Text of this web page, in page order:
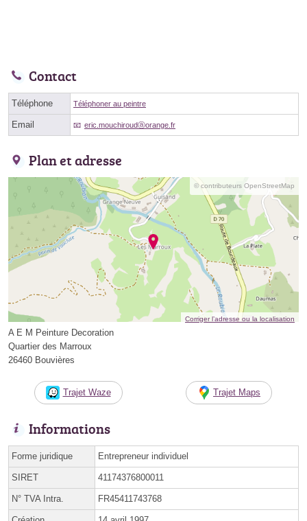
Contact
Téléphone Téléphoner au peintre
Email eric.mouchiroudⓐorange.fr
Plan et adresse
© contributeurs OpenStreetMap
Corriger l’adresse ou la localisation
A E M Peinture Decoration
Quartier des Marroux
26460 Bouvières
Trajet Waze Trajet Maps
Informations
Forme juridique Entrepreneur individuel
SIRET 41174376800011
N° TVA Intra. FR45411743768